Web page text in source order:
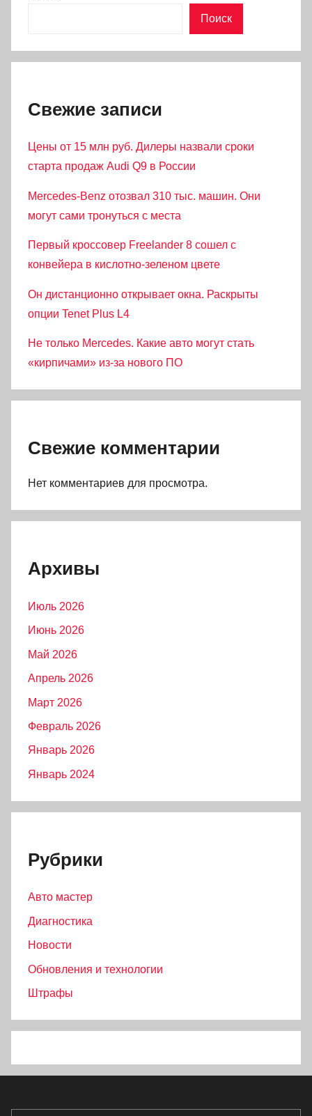
Поиск
Свежие записи
Цены от 15 млн руб. Дилеры назвали сроки
старта продаж Audi Q9 в России
Mercedes-Benz отозвал 310 тыс. машин. Они
могут сами тронуться с места
Первый кроссовер Freelander 8 сошел с
конвейера в кислотно-зеленом цвете
Он дистанционно открывает окна. Раскрыты
опции Tenet Plus L4
Не только Mercedes. Какие авто могут стать
«кирпичами» из-за нового ПО
Свежие комментарии
Нет комментариев для просмотра.
Архивы
Июль 2026
Июнь 2026
Май 2026
Апрель 2026
Март 2026
Февраль 2026
Январь 2026
Январь 2024
Рубрики
Авто мастер
Диагностика
Новости
Обновления и технологии
Штрафы